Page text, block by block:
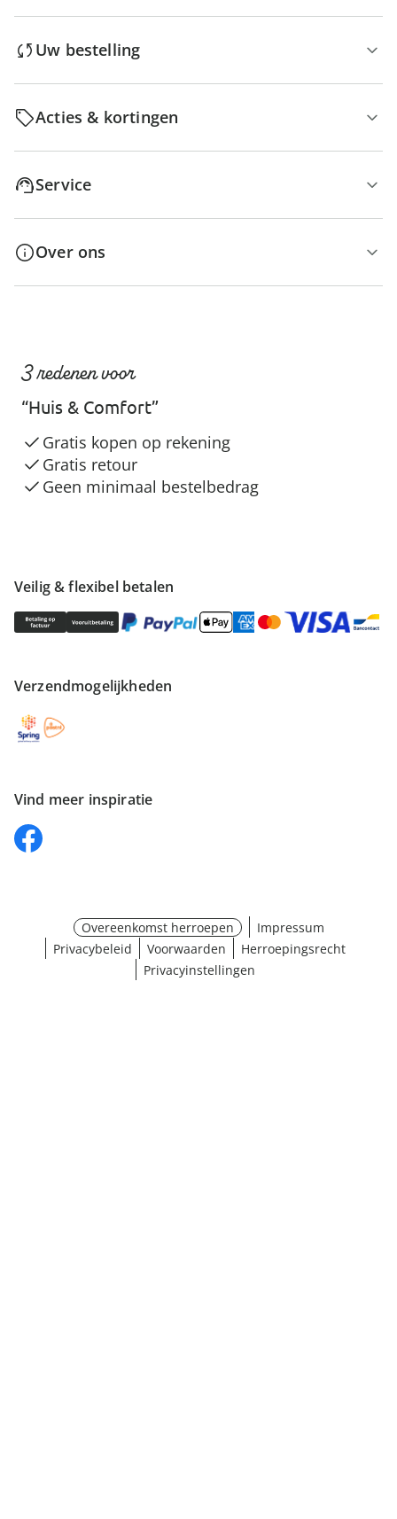
Uw bestelling
Acties & kortingen
Service
Over ons
Veilig & flexibel betalen
Verzendmogelijkheden
Vind meer inspiratie
3 redenen voor
“Huis & Comfort”
Gratis kopen op rekening
Gratis retour
Geen minimaal bestelbedrag
Overeenkomst herroepen
Impressum
Privacybeleid
Voorwaarden
Herroepingsrecht
Privacyinstellingen